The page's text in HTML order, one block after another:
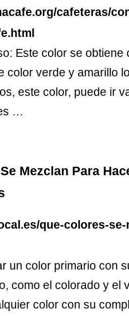
cafeteras/
Este color se obtiene
color verde y amarillo
este color, puede ir
…
Mezclan Para
que-colores-
un color primario con
como el colorado y el
color con su